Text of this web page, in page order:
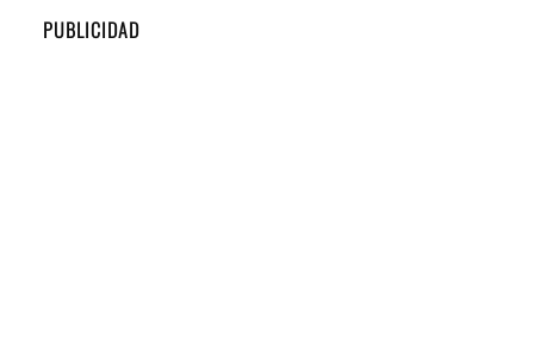
PUBLICIDAD